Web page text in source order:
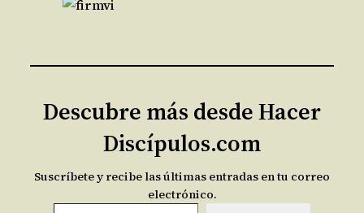
Descubre más desde Hacer
Discípulos.com
Suscríbete y recibe las últimas entradas en tu correo
electrónico.
Escribe tu correo electrónico…